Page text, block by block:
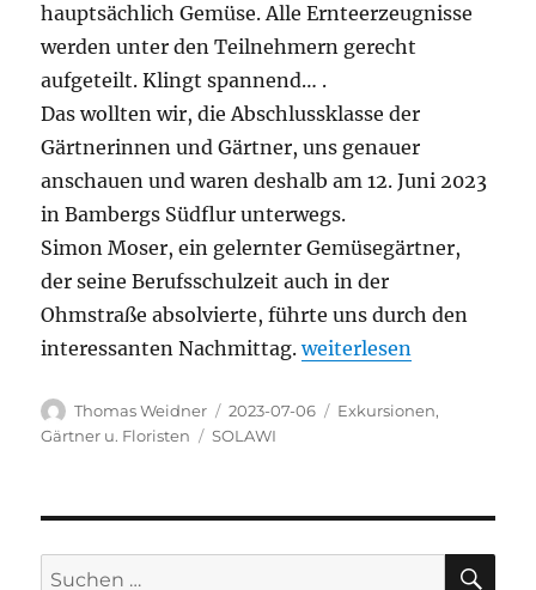
hauptsächlich Gemüse. Alle Ernteerzeugnisse
werden unter den Teilnehmern gerecht
aufgeteilt. Klingt spannend… .
Das wollten wir, die Abschlussklasse der
Gärtnerinnen und Gärtner, uns genauer
anschauen und waren deshalb am 12. Juni 2023
in Bambergs Südflur unterwegs.
Simon Moser, ein gelernter Gemüsegärtner,
der seine Berufsschulzeit auch in der
Ohmstraße absolvierte, führte uns durch den
interessanten Nachmittag.„Besuch bei der
weiterlesen
Autor
Thomas Weidner
Veröffentlicht
am
2023-07-06 Kategorien
Exkursionen,
Gärtner u. Floristen
Schlagwörter
SOLAWI
Suchen